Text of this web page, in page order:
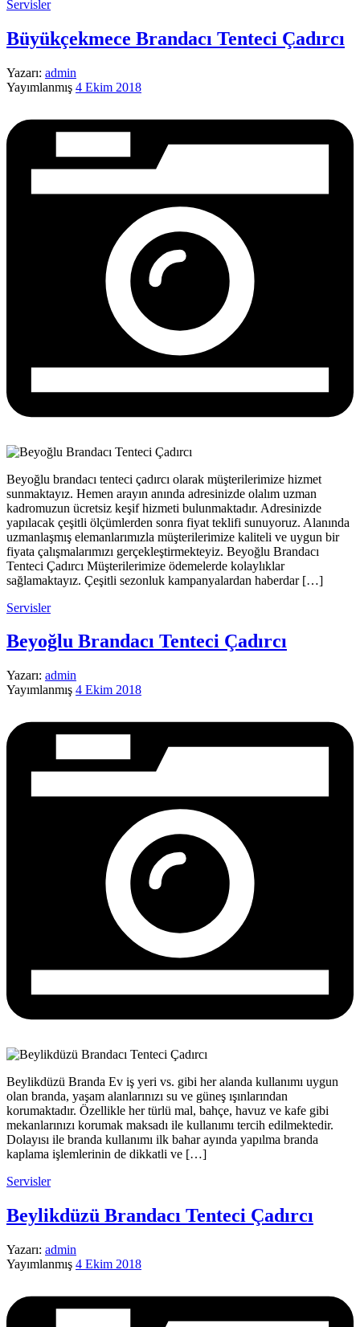
Servisler
Büyükçekmece Brandacı Tenteci Çadırcı
Yazarı: admin
Yayımlanmış 4 Ekim 2018
Beyoğlu brandacı tenteci çadırcı olarak müşterilerimize hizmet
sunmaktayız. Hemen arayın anında adresinizde olalım uzman
kadromuzun ücretsiz keşif hizmeti bulunmaktadır. Adresinizde
yapılacak çeşitli ölçümlerden sonra fiyat teklifi sunuyoruz. Alanında
uzmanlaşmış elemanlarımızla müşterilerimize kaliteli ve uygun bir
fiyata çalışmalarımızı gerçekleştirmekteyiz. Beyoğlu Brandacı
Tenteci Çadırcı Müşterilerimize ödemelerde kolaylıklar
sağlamaktayız. Çeşitli sezonluk kampanyalardan haberdar […]
Servisler
Beyoğlu Brandacı Tenteci Çadırcı
Yazarı: admin
Yayımlanmış 4 Ekim 2018
Beylikdüzü Branda Ev iş yeri vs. gibi her alanda kullanımı uygun
olan branda, yaşam alanlarınızı su ve güneş ışınlarından
korumaktadır. Özellikle her türlü mal, bahçe, havuz ve kafe gibi
mekanlarınızı korumak maksadı ile kullanımı tercih edilmektedir.
Dolayısı ile branda kullanımı ilk bahar ayında yapılma branda
kaplama işlemlerinin de dikkatli ve […]
Servisler
Beylikdüzü Brandacı Tenteci Çadırcı
Yazarı: admin
Yayımlanmış 4 Ekim 2018